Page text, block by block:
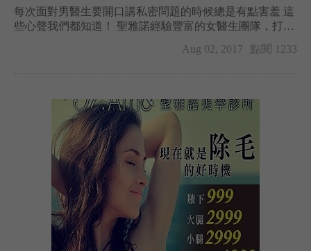
每次面對男醫生要開口講私密問題的時候總是有點害羞 這
些心聲我們都知道！ 聖雅諾經驗豐富的女醫生團隊，打造
Aug 02, 2017 點閱 1233